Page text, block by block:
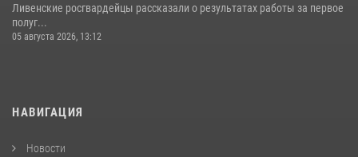
Ливенские росгвардейцы рассказали о результатах работы за первое
полуг...
05 августа 2026, 13:12
НАВИГАЦИЯ
Новости